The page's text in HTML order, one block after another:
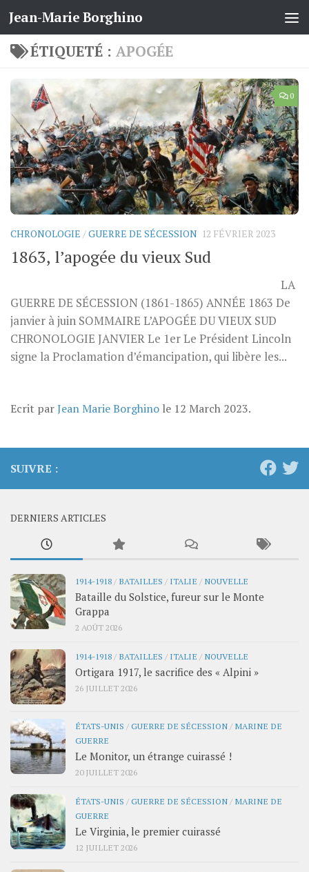
Skip to content
Jean-Marie Borghino
ÉTIQUETÉ : APOGÉE
0
CHRONOLOGIE /GUERRE DE SÉCESSION 12 FÉVRIER 2023
1863, l’apogée du vieux Sud
LA
GUERRE DE SÉCESSION (1861-1865) ANNÉE 1863 De
janvier à juin SOMMAIRE L’APOGÉE DU VIEUX SUD
CHRONOLOGIE JANVIER Le 1er Le Président Lincoln
signe la Proclamation d’émancipation, qui libère les...
Ecrit parJean Marie Borghino le 12 March 2023.
SUIVRE :
DERNIERS ARTICLES
1914-1918 / BATAILLES / ITALIE / NOUVELLE
Bataille du Solstice, fureur sur le Monte
Grappa
2 AOÛT 2026
1914-1918 / BATAILLES / ITALIE / NOUVELLE
Ortigara 1917, le sacrifice des « Alpini »
26 JUILLET 2026
ÉTATS-UNIS /GUERRE DE SÉCESSION / MARINE DE
GUERRE
Le Monitor, un étrange cuirassé !
20 JUILLET 2026
ÉTATS-UNIS /GUERRE DE SÉCESSION / MARINE DE
GUERRE
Le Virginia, le premier cuirassé
12 JUILLET 2026